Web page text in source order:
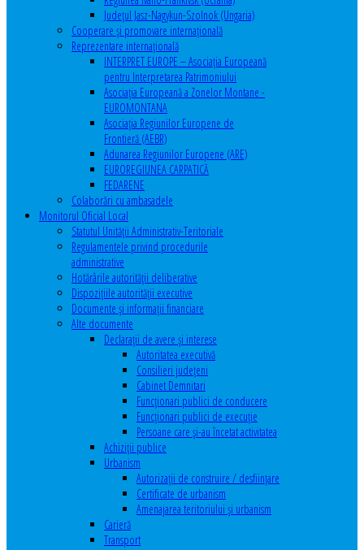
Judeţul Jasz-Nagykun-Szolnok (Ungaria)
Cooperare şi promovare internaţională
Reprezentare internaţională
INTERPRET EUROPE – Asociația Europeană
pentru Interpretarea Patrimoniului
Asociația Europeană a Zonelor Montane -
EUROMONTANA
Asociația Regiunilor Europene de
Frontieră (AEBR)
Adunarea Regiunilor Europene (ARE)
EUROREGIUNEA CARPATICĂ
FEDARENE
Colaborări cu ambasadele
Monitorul Oficial Local
Statutul Unităţii Administrativ-Teritoriale
Regulamentele privind procedurile
administrative
Hotărârile autorităţii deliberative
Dispoziţiile autorităţii executive
Documente şi informaţii financiare
Alte documente
Declaraţii de avere şi interese
Autoritatea executivă
Consilieri judeţeni
Cabinet Demnitari
Funcţionari publici de conducere
Funcționari publici de execuție
Persoane care şi-au încetat activitatea
Achiziţii publice
Urbanism
Autorizații de construire / desființare
Certificate de urbanism
Amenajarea teritoriului şi urbanism
Carieră
Transport